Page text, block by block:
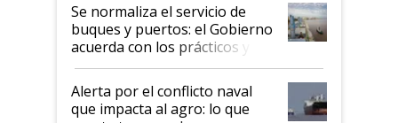
Se normaliza el servicio de
buques y puertos: el Gobierno
acuerda con los prácticos y
suspende el decreto de
desregulación
Alerta por el conflicto naval
que impacta al agro: lo que